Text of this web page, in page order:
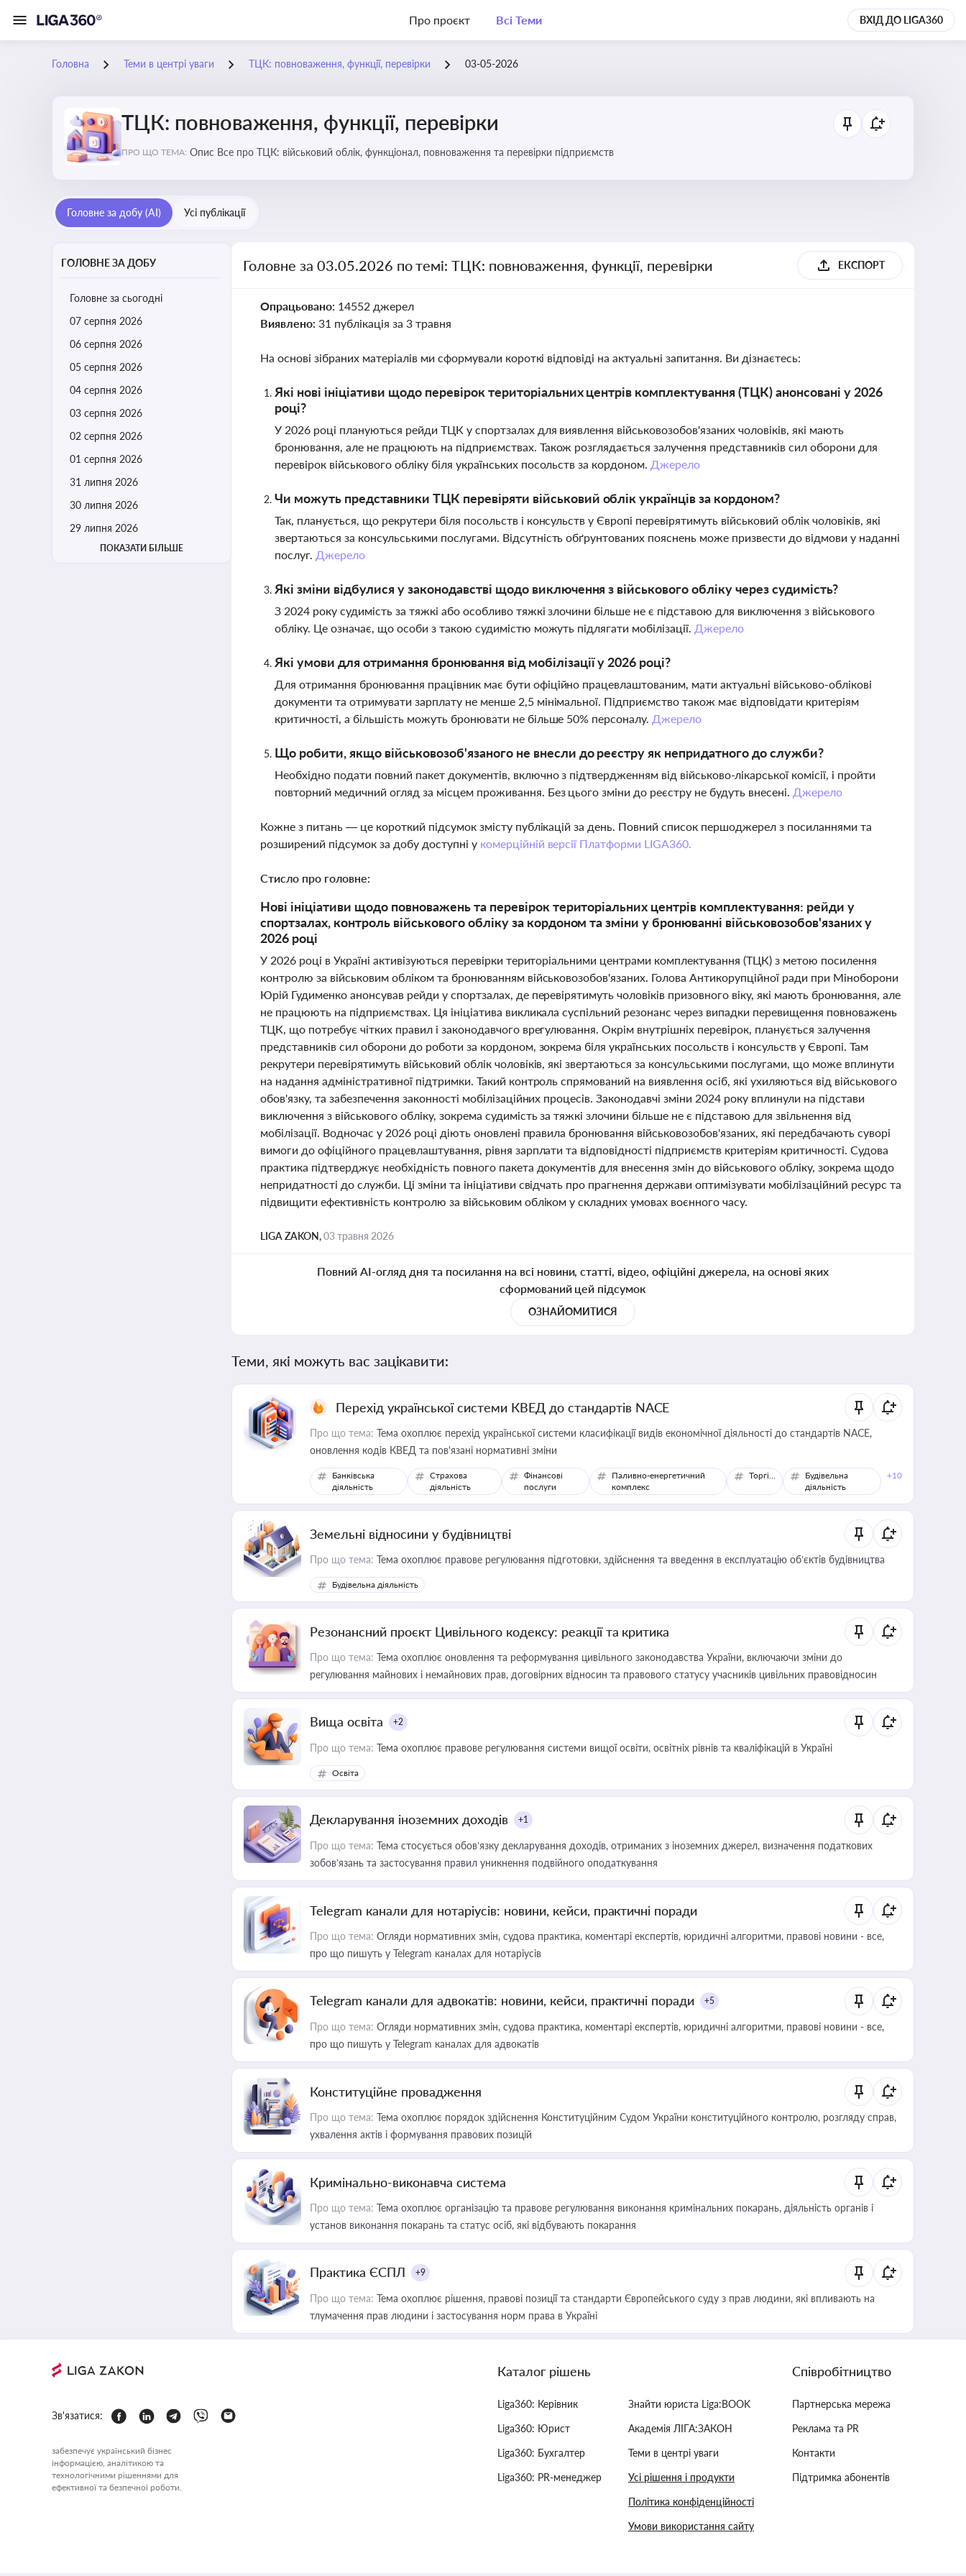
Про проєкт Всі Теми ВХІД ДО LIGA360
Головна Теми в центрі уваги ТЦК: повноваження, функції, перевірки 03-05-2026
ТЦК: повноваження, функції, перевірки
ПРО ЩО ТЕМА: Опис Все про ТЦК: військовий облік, функціонал, повноваження та перевірки підприємств
Головне за добу (AI) Усі публікації
ГОЛОВНЕ ЗА ДОБУ
Головне за сьогодні
07 серпня 2026
06 серпня 2026
05 серпня 2026
04 серпня 2026
03 серпня 2026
02 серпня 2026
01 серпня 2026
31 липня 2026
30 липня 2026
29 липня 2026
ПОКАЗАТИ БІЛЬШЕ
Головне за 03.05.2026 по темі: ТЦК: повноваження, функції, перевірки ЕКСПОРТ
Опрацьовано: 14552 джерел
Виявлено: 31 публікація за 3 травня
На основі зібраних матеріалів ми сформували короткі відповіді на актуальні запитання. Ви дізнаєтесь:
Які нові ініціативи щодо перевірок територіальних центрів комплектування (ТЦК) анонсовані у 2026
році?
У 2026 році плануються рейди ТЦК у спортзалах для виявлення військовозобов'язаних чоловіків, які мають
бронювання, але не працюють на підприємствах. Також розглядається залучення представників сил оборони для
перевірок військового обліку біля українських посольств за кордоном. Джерело
Чи можуть представники ТЦК перевіряти військовий облік українців за кордоном?
Так, планується, що рекрутери біля посольств і консульств у Європі перевірятимуть військовий облік чоловіків, які
звертаються за консульськими послугами. Відсутність обґрунтованих пояснень може призвести до відмови у наданні
послуг. Джерело
Які зміни відбулися у законодавстві щодо виключення з військового обліку через судимість?
З 2024 року судимість за тяжкі або особливо тяжкі злочини більше не є підставою для виключення з військового
обліку. Це означає, що особи з такою судимістю можуть підлягати мобілізації. Джерело
Які умови для отримання бронювання від мобілізації у 2026 році?
Для отримання бронювання працівник має бути офіційно працевлаштованим, мати актуальні військово-облікові
документи та отримувати зарплату не менше 2,5 мінімальної. Підприємство також має відповідати критеріям
критичності, а більшість можуть бронювати не більше 50% персоналу. Джерело
Що робити, якщо військовозоб'язаного не внесли до реєстру як непридатного до служби?
Необхідно подати повний пакет документів, включно з підтвердженням від військово-лікарської комісії, і пройти
повторний медичний огляд за місцем проживання. Без цього зміни до реєстру не будуть внесені. Джерело
Кожне з питань — це короткий підсумок змісту публікацій за день. Повний список першоджерел з посиланнями та
розширений підсумок за добу доступні у комерційній версії Платформи LIGA360.
Стисло про головне:
Нові ініціативи щодо повноважень та перевірок територіальних центрів комплектування: рейди у
спортзалах, контроль військового обліку за кордоном та зміни у бронюванні військовозобов'язаних у
2026 році
У 2026 році в Україні активізуються перевірки територіальними центрами комплектування (ТЦК) з метою посилення
контролю за військовим обліком та бронюванням військовозобов'язаних. Голова Антикорупційної ради при Міноборони
Юрій Гудименко анонсував рейди у спортзалах, де перевірятимуть чоловіків призовного віку, які мають бронювання, але
не працюють на підприємствах. Ця ініціатива викликала суспільний резонанс через випадки перевищення повноважень
ТЦК, що потребує чітких правил і законодавчого врегулювання. Окрім внутрішніх перевірок, планується залучення
представників сил оборони до роботи за кордоном, зокрема біля українських посольств і консульств у Європі. Там
рекрутери перевірятимуть військовий облік чоловіків, які звертаються за консульськими послугами, що може вплинути
на надання адміністративної підтримки. Такий контроль спрямований на виявлення осіб, які ухиляються від військового
обов'язку, та забезпечення законності мобілізаційних процесів. Законодавчі зміни 2024 року вплинули на підстави
виключення з військового обліку, зокрема судимість за тяжкі злочини більше не є підставою для звільнення від
мобілізації. Водночас у 2026 році діють оновлені правила бронювання військовозобов'язаних, які передбачають суворі
вимоги до офіційного працевлаштування, рівня зарплати та відповідності підприємств критеріям критичності. Судова
практика підтверджує необхідність повного пакета документів для внесення змін до військового обліку, зокрема щодо
непридатності до служби. Ці зміни та ініціативи свідчать про прагнення держави оптимізувати мобілізаційний ресурс та
підвищити ефективність контролю за військовим обліком у складних умовах воєнного часу.
LIGA ZAKON,03 травня 2026
Повний AI-огляд дня та посилання на всі новини, статті, відео, офіційні джерела, на основі яких
сформований цей підсумок
ОЗНАЙОМИТИСЯ
Теми, які можуть вас зацікавити:
Перехід української системи КВЕД до стандартів NACE
Про що тема: Тема охоплює перехід української системи класифікації видів економічної діяльності до стандартів NACE,
оновлення кодів КВЕД та пов'язані нормативні зміни
Банківська
діяльність
Страхова
діяльність
Фінансові
послуги
Паливно-енергетичний
комплекс
Торгівля
Будівельна
діяльність
+10
Земельні відносини у будівництві
Про що тема: Тема охоплює правове регулювання підготовки, здійснення та введення в експлуатацію об’єктів будівництва
Будівельна діяльність
Резонансний проєкт Цивільного кодексу: реакції та критика
Про що тема: Тема охоплює оновлення та реформування цивільного законодавства України, включаючи зміни до
регулювання майнових і немайнових прав, договірних відносин та правового статусу учасників цивільних правовідносин
Вища освіта +2
Про що тема: Тема охоплює правове регулювання системи вищої освіти, освітніх рівнів та кваліфікацій в Україні
Освіта
Декларування іноземних доходів +1
Про що тема: Тема стосується обов’язку декларування доходів, отриманих з іноземних джерел, визначення податкових
зобов’язань та застосування правил уникнення подвійного оподаткування
Telegram канали для нотаріусів: новини, кейси, практичні поради
Про що тема: Огляди нормативних змін, судова практика, коментарі експертів, юридичні алгоритми, правові новини - все,
про що пишуть у Telegram каналах для нотаріусів
Telegram канали для адвокатів: новини, кейси, практичні поради +5
Про що тема: Огляди нормативних змін, судова практика, коментарі експертів, юридичні алгоритми, правові новини - все,
про що пишуть у Telegram каналах для адвокатів
Конституційне провадження
Про що тема: Тема охоплює порядок здійснення Конституційним Судом України конституційного контролю, розгляду справ,
ухвалення актів і формування правових позицій
Кримінально-виконавча система
Про що тема: Тема охоплює організацію та правове регулювання виконання кримінальних покарань, діяльність органів і
установ виконання покарань та статус осіб, які відбувають покарання
Практика ЄСПЛ +9
Про що тема: Тема охоплює рішення, правові позиції та стандарти Європейського суду з прав людини, які впливають на
тлумачення прав людини і застосування норм права в Україні
Зв'язатися:
забезпечує український бізнес
інформацією, аналітикою та
технологічними рішеннями для
ефективної та безпечної роботи.
Каталог рішень
Liga360: Керівник
Liga360: Юрист
Liga360: Бухгалтер
Liga360: PR-менеджер
Знайти юриста Liga:BOOK
Академія ЛІГА:ЗАКОН
Теми в центрі уваги
Усі рішення і продукти
Політика конфіденційності
Умови використання сайту
Співробітництво
Партнерська мережа
Реклама та PR
Контакти
Підтримка абонентів